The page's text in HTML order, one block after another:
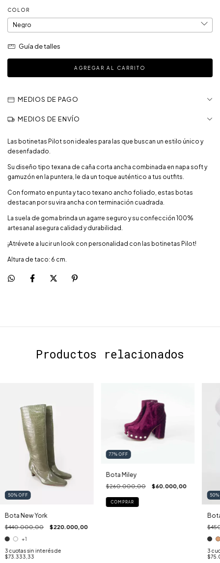
COLOR
Guía de talles
MEDIOS DE PAGO
MEDIOS DE ENVÍO
Las botinetas Pilot son ideales para las que buscan un estilo único y
desenfadado.
Su diseño tipo texana de caña corta ancha combinada en napa soft y
gamuzón en la puntera, le da un toque auténtico a tus outfits.
Con formato en punta y taco texano ancho foliado, estas botas
destacan por su vira ancha con terminación cuadrada.
La suela de goma brinda un agarre seguro y su confección 100%
artesanal asegura calidad y durabilidad.
¡Atrévete a lucir un look con personalidad con las botinetas Pilot!
Altura de taco: 6 cm.
Productos relacionados
50% OFF
Bota New York
$440.000,00 $220.000,00
+1
3 cuotas sin interés de
$73.333,33
77%OFF
Bota Miley
$260.000,00 $60.000,00
COMPRAR
50
3